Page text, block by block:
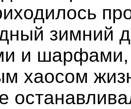
зимний
и шарфами,
хаосом